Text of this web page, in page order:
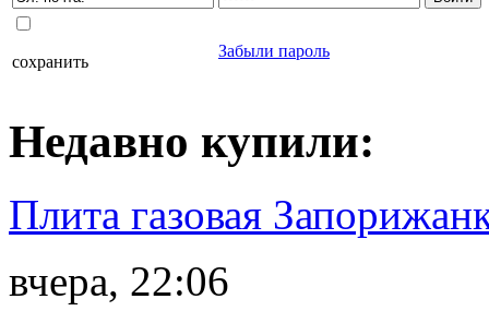
сохранить
Забыли пароль
Недавно купили:
Плита газовая
вчера, 22:06